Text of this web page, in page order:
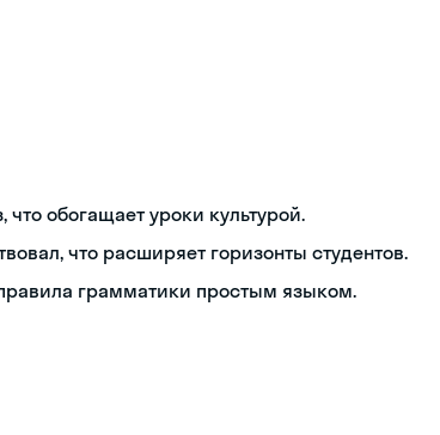
обогащает уроки культурой.
что расширяет горизонты студентов.
грамматики простым языком.